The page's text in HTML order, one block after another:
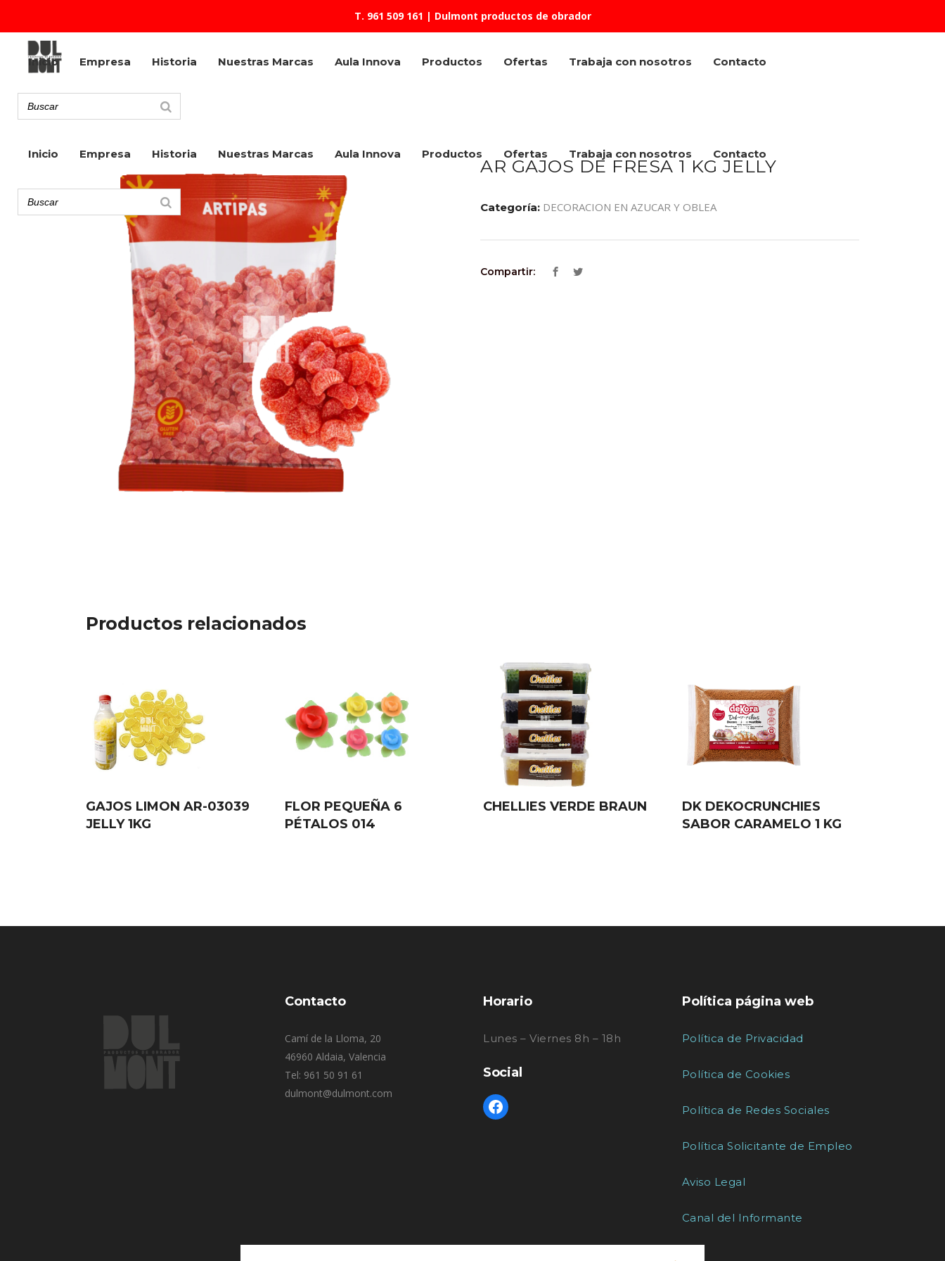
T. 961 509 161 | Dulmont productos de obrador
Inicio Empresa Historia Nuestras Marcas Aula Innova Productos Ofertas Trabaja con nosotros Contacto
Inicio Empresa Historia Nuestras Marcas Aula Innova Productos Ofertas Trabaja con nosotros Contacto
AR GAJOS DE FRESA 1 KG JELLY
Categoría: DECORACION EN AZUCAR Y OBLEA
Compartir:
Productos relacionados
GAJOS LIMON AR-03039
JELLY 1KG
FLOR PEQUEÑA 6
PÉTALOS 014
CHELLIES VERDE BRAUN
DK DEKOCRUNCHIES
SABOR CARAMELO 1 KG
Contacto
Camí de la Lloma, 20
46960 Aldaia, Valencia
Tel: 961 50 91 61
dulmont@dulmont.com
Horario
Lunes – Viernes 8h – 18h
Social
Política página web
Política de Privacidad
Política de Cookies
Política de Redes Sociales
Política Solicitante de Empleo
Aviso Legal
Canal del Informante